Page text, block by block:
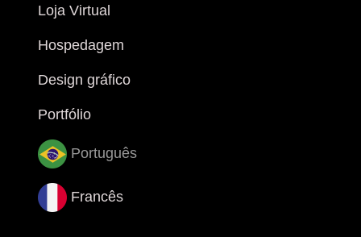
Loja Virtual
Hospedagem
Design gráfico
Portfólio
Português
Francês